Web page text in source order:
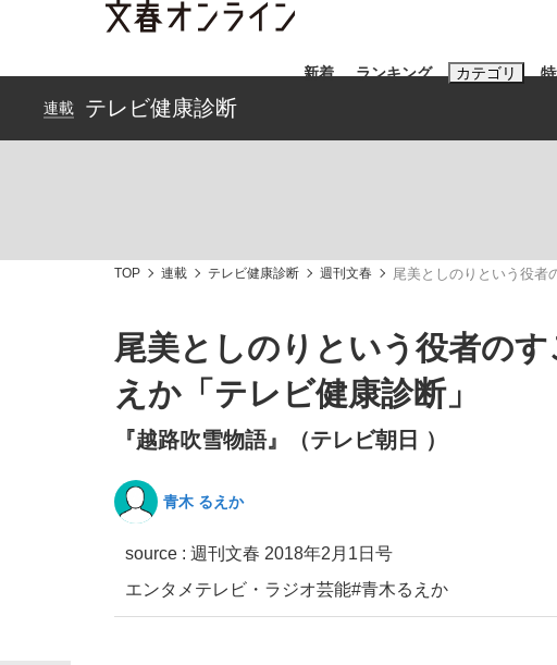
新着 ランキング カテゴリ
「90%は失敗する。でも…」本田圭佑が初めて明かし
終戦から81年
#藤田晋 #三山凌輝
連載 テレビ健康診断
TOP 連載 テレビ健康診断 週刊文春 尾美としのりという役者
尾美としのりという役者の
えか「テレビ健康診断」
『越路吹雪物語』（テレビ朝日 ）
青木 るえか
source : 週刊文春 2018年2月1日号
エンタメ テレビ・ラジオ芸能#青木るえか